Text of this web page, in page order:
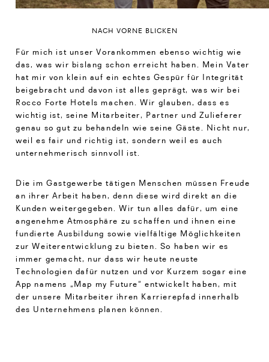
NACH VORNE BLICKEN
Für mich ist unser Vorankommen ebenso wichtig wie
das, was wir bislang schon erreicht haben. Mein Vater
hat mir von klein auf ein echtes Gespür für Integrität
beigebracht und davon ist alles geprägt, was wir bei
Rocco Forte Hotels machen. Wir glauben, dass es
wichtig ist, seine Mitarbeiter, Partner und Zulieferer
genau so gut zu behandeln wie seine Gäste. Nicht nur,
weil es fair und richtig ist, sondern weil es auch
unternehmerisch sinnvoll ist.
Die im Gastgewerbe tätigen Menschen müssen Freude
an ihrer Arbeit haben, denn diese wird direkt an die
Kunden weitergegeben. Wir tun alles dafür, um eine
angenehme Atmosphäre zu schaffen und ihnen eine
fundierte Ausbildung sowie vielfältige Möglichkeiten
zur Weiterentwicklung zu bieten. So haben wir es
immer gemacht, nur dass wir heute neuste
Technologien dafür nutzen und vor Kurzem sogar eine
App namens „Map my Future“ entwickelt haben, mit
der unsere Mitarbeiter ihren Karrierepfad innerhalb
des Unternehmens planen können.